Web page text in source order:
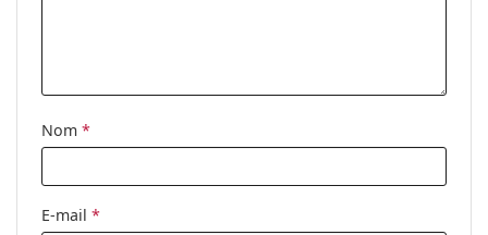
Nom *
E-mail *